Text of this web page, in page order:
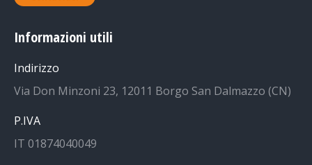
Informazioni utili
Indirizzo
Via Don Minzoni 23, 12011 Borgo San Dalmazzo (CN)
P.IVA
IT 01874040049